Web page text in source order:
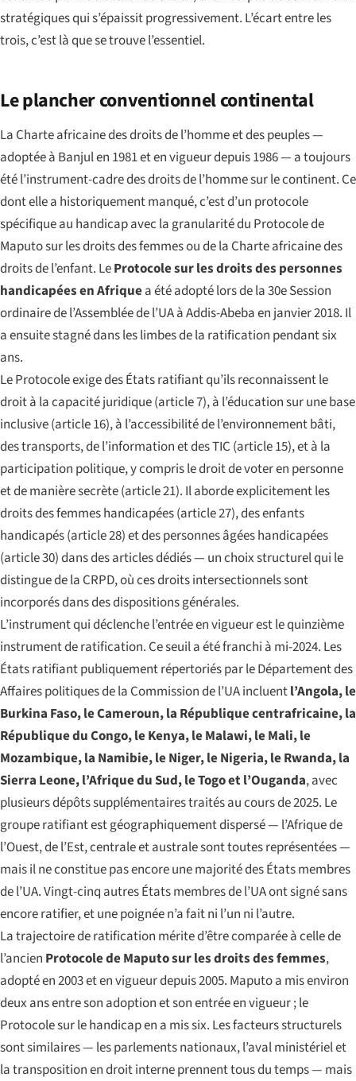
stratégiques qui s’épaissit progressivement. L’écart entre les
trois, c’est là que se trouve l’essentiel.
Le plancher conventionnel continental
La Charte africaine des droits de l’homme et des peuples —
adoptée à Banjul en 1981 et en vigueur depuis 1986 — a toujours
été l’instrument-cadre des droits de l’homme sur le continent. Ce
dont elle a historiquement manqué, c’est d’un protocole
spécifique au handicap avec la granularité du Protocole de
Maputo sur les droits des femmes ou de la Charte africaine des
droits de l’enfant. LeProtocole sur les droits des personnes
handicapées en Afriquea été adopté lors de la 30e Session
ordinaire de l’Assemblée de l’UA à Addis-Abeba en janvier 2018. Il
a ensuite stagné dans les limbes de la ratification pendant six
ans.
Le Protocole exige des États ratifiant qu’ils reconnaissent le
droit à la capacité juridique (article 7), à l’éducation sur une base
inclusive (article 16), à l’accessibilité de l’environnement bâti,
des transports, de l’information et des TIC (article 15), et à la
participation politique, y compris le droit de voter en personne
et de manière secrète (article 21). Il aborde explicitement les
droits des femmes handicapées (article 27), des enfants
handicapés (article 28) et des personnes âgées handicapées
(article 30) dans des articles dédiés — un choix structurel qui le
distingue de la CRPD, où ces droits intersectionnels sont
incorporés dans des dispositions générales.
L’instrument qui déclenche l’entrée en vigueur est le quinzième
instrument de ratification. Ce seuil a été franchi à mi-2024. Les
États ratifiant publiquement répertoriés par le Département des
Affaires politiques de la Commission de l’UA incluentl’Angola, le
Burkina Faso, le Cameroun, la République centrafricaine, la
République du Congo, le Kenya, le Malawi, le Mali, le
Mozambique, la Namibie, le Niger, le Nigeria, le Rwanda, la
Sierra Leone, l’Afrique du Sud, le Togo et l’Ouganda, avec
plusieurs dépôts supplémentaires traités au cours de 2025. Le
groupe ratifiant est géographiquement dispersé — l’Afrique de
l’Ouest, de l’Est, centrale et australe sont toutes représentées —
mais il ne constitue pas encore une majorité des États membres
de l’UA. Vingt-cinq autres États membres de l’UA ont signé sans
encore ratifier, et une poignée n’a fait ni l’un ni l’autre.
La trajectoire de ratification mérite d’être comparée à celle de
l’ancien Protocole de Maputo sur les droits des femmes,
adopté en 2003 et en vigueur depuis 2005. Maputo a mis environ
deux ans entre son adoption et son entrée en vigueur ; le
Protocole sur le handicap en a mis six. Les facteurs structurels
sont similaires — les parlements nationaux, l’aval ministériel et
la transposition en droit interne prennent tous du temps — mais